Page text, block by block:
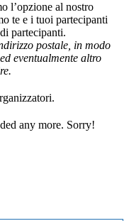
l’opzione al nostro
te e i tuoi partecipanti
partecipanti.
postale, in modo
eventualmente altro
any more. Sorry!